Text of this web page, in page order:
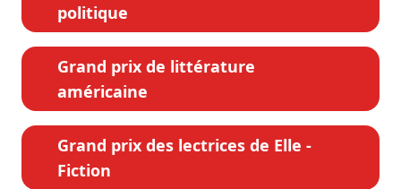
politique
Grand prix de littérature
américaine
Grand prix des lectrices de Elle -
Fiction